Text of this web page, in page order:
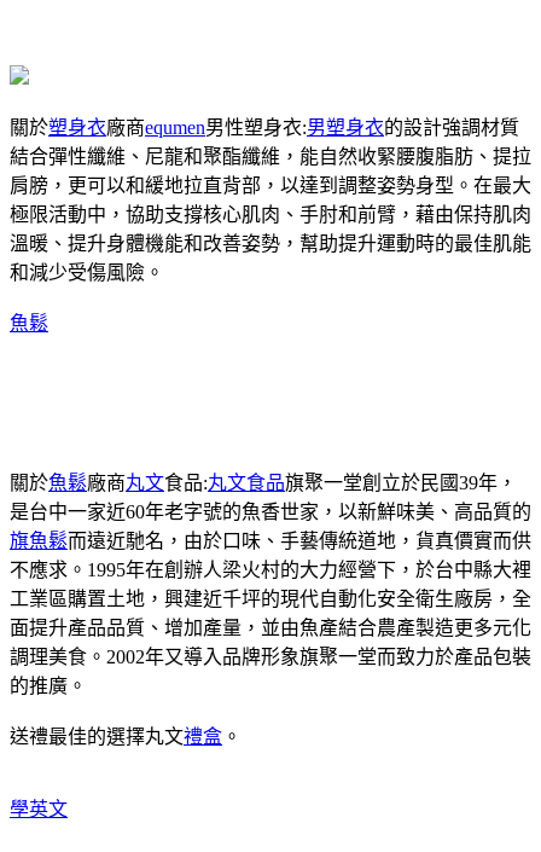
關於塑身衣廠商equmen男性塑身衣:男塑身衣的設計強調材質
結合彈性纖維、尼龍和聚酯纖維，能自然收緊腰腹脂肪、提拉
肩膀，更可以和緩地拉直背部，以達到調整姿勢身型。在最大
極限活動中，協助支撐核心肌肉、手肘和前臂，藉由保持肌肉
溫暖、提升身體機能和改善姿勢，幫助提升運動時的最佳肌能
和減少受傷風險。
魚鬆
關於魚鬆廠商丸文食品:丸文食品旗聚一堂創立於民國39年，
是台中一家近60年老字號的魚香世家，以新鮮味美、高品質的
旗魚鬆而遠近馳名，由於口味、手藝傳統道地，貨真價實而供
不應求。1995年在創辦人梁火村的大力經營下，於台中縣大裡
工業區購置土地，興建近千坪的現代自動化安全衛生廠房，全
面提升產品品質、增加產量，並由魚產結合農產製造更多元化
調理美食。2002年又導入品牌形象旗聚一堂而致力於產品包裝
的推廣。
送禮最佳的選擇丸文禮盒 。
學英文